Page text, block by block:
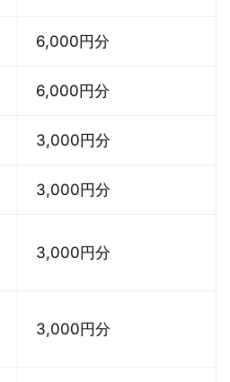
6,000円分
6,000円分
3,000円分
3,000円分
3,000円分
3,000円分